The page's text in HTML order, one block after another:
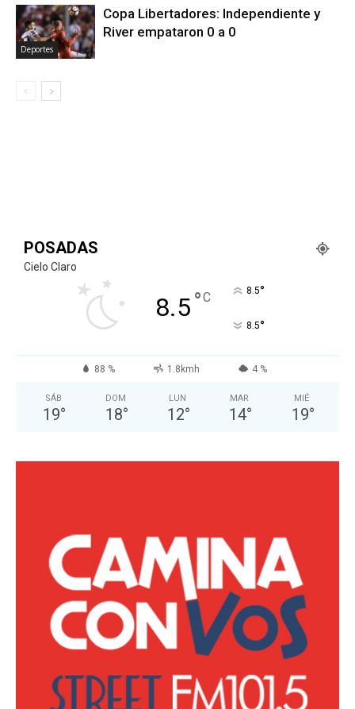
Deportes
Copa Libertadores: Independiente y
River empataron 0 a 0
POSADAS
Cielo Claro
8.5°C 8.5°
8.5°
88 % 1.8kmh 4 %
SÁB
19°
DOM
18°
LUN
12°
MAR
14°
MIÉ
19°